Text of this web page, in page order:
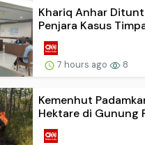
Khariq Anhar
Penjara Kasus
7 hours ago 8
Kemenhut
Hektare di Gunung